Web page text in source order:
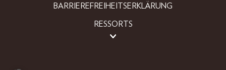
BARRIEREFREIHEITSERKLÄRUNG
RESSORTS